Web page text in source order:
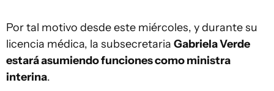
Por tal motivo desde este miércoles, y durante su
licencia médica, la subsecretaria Gabriela Verde
estará asumiendo funciones como ministra
interina.